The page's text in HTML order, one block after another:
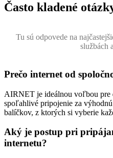
Často kladené
Tu sú odpovede na
službách
Prečo internet od
AIRNET je ideálnou voľbou pre
spoľahlivé pripojenie za
balíčkov, z ktorých si vyberie
Aký je postup pri
internetu?